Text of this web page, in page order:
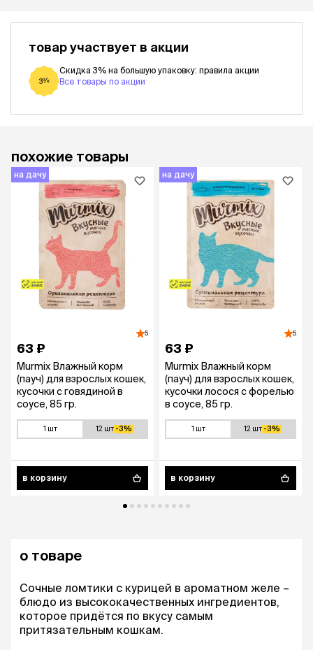
товар участвует в акции
3%
Скидка 3% на большую упаковку: правила акции
Все товары по акции
похожие товары
на дачу
5
63 ₽
Murmix Влажный корм
(пауч) для взрослых кошек,
кусочки с говядиной в
соусе, 85 гр.
1 шт 12 шт -3%
в корзину
на дачу
5
63 ₽
Murmix Влажный корм
(пауч) для взрослых кошек,
кусочки лосося с форелью
в соусе, 85 гр.
1 шт 12 шт -3%
в корзину
о товаре
Сочные ломтики с курицей в ароматном желе –
блюдо из высококачественных ингредиентов,
которое придётся по вкусу самым
притязательным кошкам.